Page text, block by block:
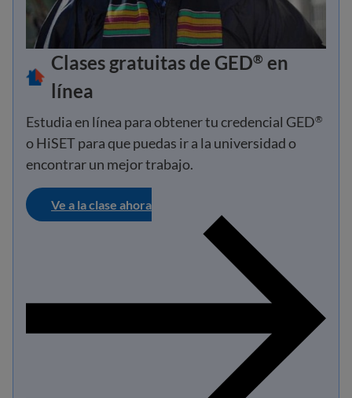
Clases gratuitas de GED® en
línea
Estudia en línea para obtener tu credencial GED®
o HiSET para que puedas ir a la universidad o
encontrar un mejor trabajo.
Ve a la clase ahora